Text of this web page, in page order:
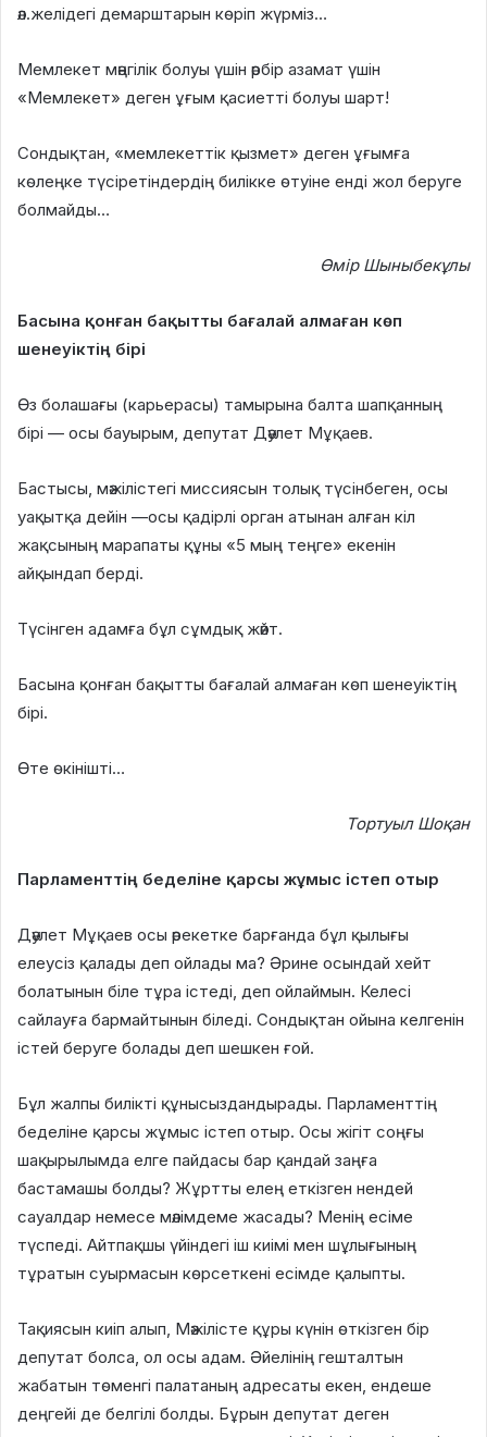
әл.желідегі демарштарын көріп жүрміз…
Мемлекет мәңгілік болуы үшін әрбір азамат үшін
«Мемлекет» деген ұғым қасиетті болуы шарт!
Сондықтан, «мемлекеттік қызмет» деген ұғымға
көлеңке түсіретіндердің билікке өтуіне енді жол беруге
болмайды…
Өмір Шыныбекұлы
Басына қонған бақытты бағалай алмаған көп
шенеуіктің бірі
Өз болашағы (карьерасы) тамырына балта шапқанның
бірі — осы бауырым, депутат Дәулет Мұқаев.
Бастысы, мәжілістегі миссиясын толық түсінбеген, осы
уақытқа дейін —осы қадірлі орган атынан алған кіл
жақсының марапаты құны «5 мың теңге» екенін
айқындап берді.
Түсінген адамға бұл сұмдық жәйт.
Басына қонған бақытты бағалай алмаған көп шенеуіктің
бірі.
Өте өкінішті…
Тортуыл Шоқан
Парламенттің беделіне қарсы жұмыс істеп отыр
Дәулет Мұқаев осы әрекетке барғанда бұл қылығы
елеусіз қалады деп ойлады ма? Әрине осындай хейт
болатынын біле тұра істеді, деп ойлаймын. Келесі
сайлауға бармайтынын біледі. Сондықтан ойына келгенін
істей беруге болады деп шешкен ғой.
Бұл жалпы билікті құнысыздандырады. Парламенттің
беделіне қарсы жұмыс істеп отыр. Осы жігіт соңғы
шақырылымда елге пайдасы бар қандай заңға
бастамашы болды? Жұртты елең еткізген нендей
сауалдар немесе мәлімдеме жасады? Менің есіме
түспеді. Айтпақшы үйіндегі іш киімі мен шұлығының
тұратын суырмасын көрсеткені есімде қалыпты.
Тақиясын киіп алып, Мәжілісте құры күнін өткізген бір
депутат болса, ол осы адам. Әйелінің гешталтын
жабатын төменгі палатаның адресаты екен, ендеше
деңгейі де белгілі болды. Бұрын депутат деген